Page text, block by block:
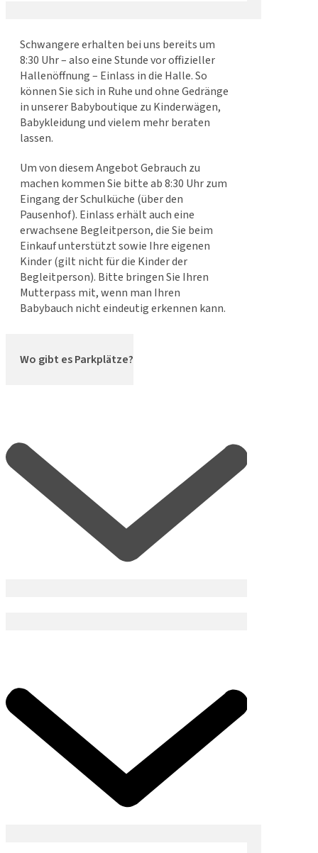
Schwangere erhalten bei uns bereits um
8:30 Uhr – also eine Stunde vor offizieller
Hallenöffnung – Einlass in die Halle. So
können Sie sich in Ruhe und ohne Gedränge
in unserer Babyboutique zu Kinderwägen,
Babykleidung und vielem mehr beraten
lassen.
Um von diesem Angebot Gebrauch zu
machen kommen Sie bitte ab 8:30 Uhr zum
Eingang der Schulküche (über den
Pausenhof). Einlass erhält auch eine
erwachsene Begleitperson, die Sie beim
Einkauf unterstützt sowie Ihre eigenen
Kinder (gilt nicht für die Kinder der
Begleitperson). Bitte bringen Sie Ihren
Mutterpass mit, wenn man Ihren
Babybauch nicht eindeutig erkennen kann.
Wo gibt es Parkplätze?